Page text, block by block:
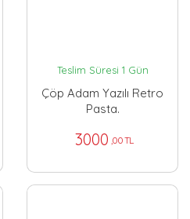
Teslim Süresi 1 Gün
Çöp Adam Yazılı Retro
Pasta.
3000 ,00 TL